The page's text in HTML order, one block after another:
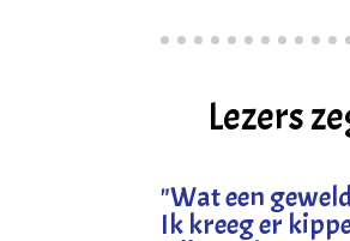
Lezers
"Wat een
Ik kreeg er